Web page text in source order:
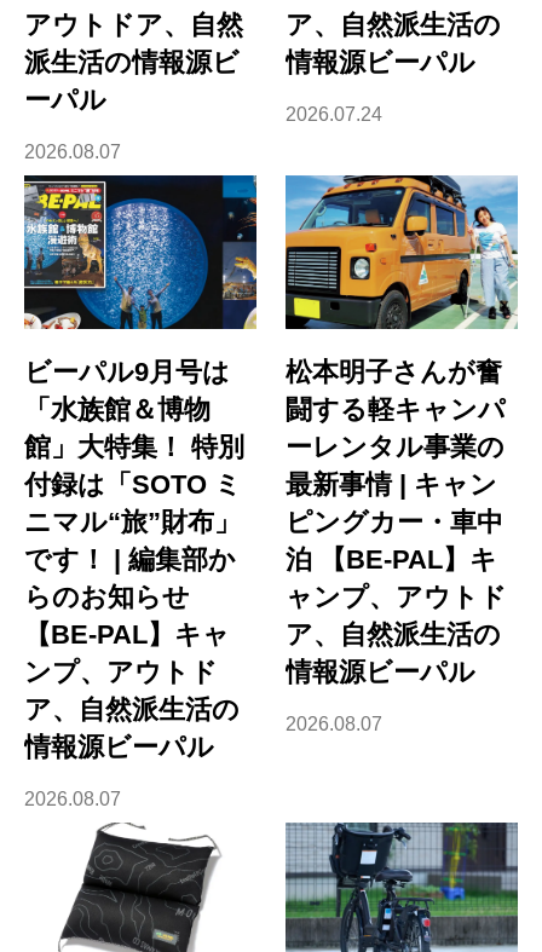
アウトドア、自然
派生活の情報源ビ
ーパル
2026.08.07
ア、自然派生活の
情報源ビーパル
2026.07.24
ビーパル9月号は
「水族館＆博物
館」大特集！ 特別
付録は「SOTO ミ
ニマル“旅”財布」
です！ | 編集部か
らのお知らせ
【BE-PAL】キャ
ンプ、アウトド
ア、自然派生活の
情報源ビーパル
2026.08.07
松本明子さんが奮
闘する軽キャンパ
ーレンタル事業の
最新事情 | キャン
ピングカー・車中
泊 【BE-PAL】キ
ャンプ、アウトド
ア、自然派生活の
情報源ビーパル
2026.08.07